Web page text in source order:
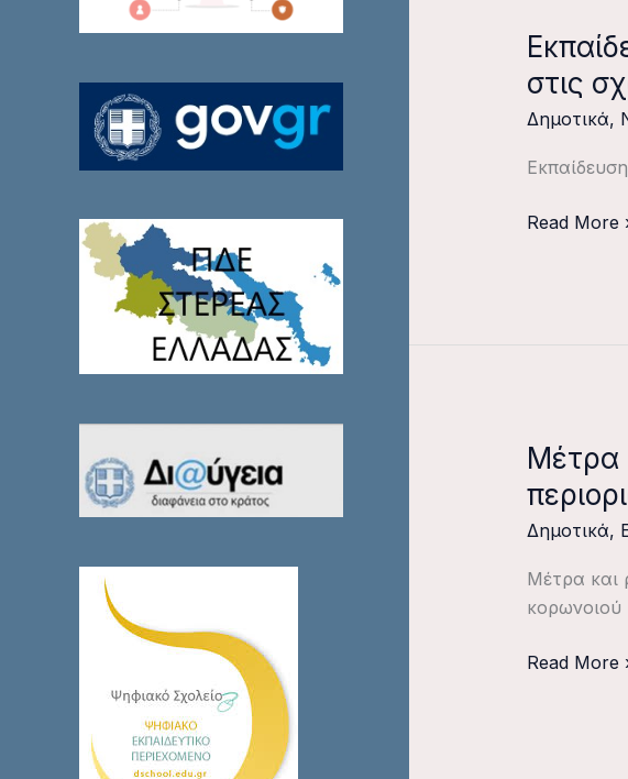
στις
Δημοτικά,
Εκπαίδευση
του
19
Read More
Μέτρα
Δημοτικά,
Μέτρα και
κορωνοιού
Μέτρα
ρυθμίσεις
στο
πλαίσιο
ανάγκης
περιορισμού
Read More